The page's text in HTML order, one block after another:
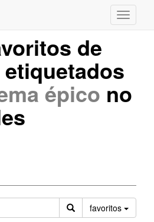
de
etiquetados
épico no
favoritos